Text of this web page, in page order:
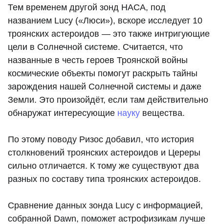
Тем временем другой зонд НАСА, под
названием Lucy («Люси»), вскоре исследует 10
троянских астероидов — это также интригующие
цели в Солнечной системе. Считается, что
названные в честь героев Троянской войны
космические объекты помогут раскрыть тайны
зарождения нашей Солнечной системы и даже
Земли. Это произойдёт, если там действительно
обнаружат интересующие науку вещества.
По этому поводу Ризос добавил, что история
столкновений троянских астероидов и Цереры
сильно отличается. К тому же существуют два
разных по составу типа троянских астероидов.
Сравнение данных зонда Lucy с информацией,
собранной Dawn, поможет астрофизикам лучше